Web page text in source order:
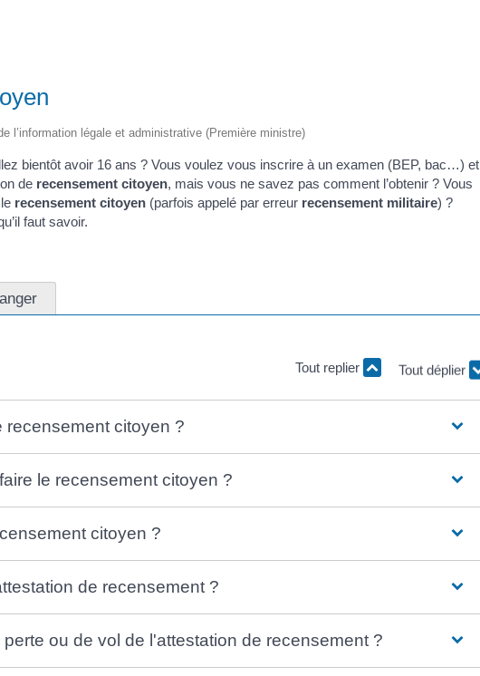
l’information légale et administrative (Première ministre)
bientôt avoir 16 ans ? Vous voulez vous inscrire à un examen (BEP, bac…) et
de recensement citoyen, mais vous ne savez pas comment l’obtenir ? Vous
recensement citoyen (parfois appelé par erreur recensement militaire) ?
faut savoir.
Tout replier
Tout déplier
recensement citoyen ?
le recensement citoyen ?
citoyen ?
de recensement ?
ou de vol de l'attestation de recensement ?